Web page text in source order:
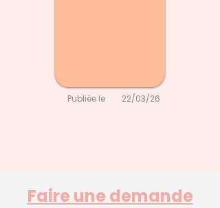
Publiée le 22/03/26
Faire une demande